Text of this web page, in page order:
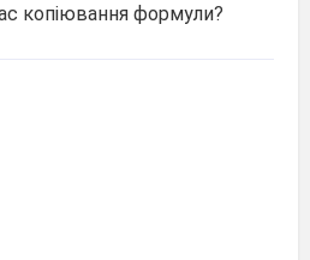
копіювання формули?